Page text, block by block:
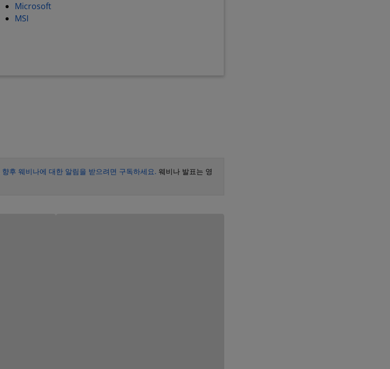
Microsoft
MSI
향후 웨비나에 대한 알림을 받으려면 구독하세요. 웨비나 발표는 영